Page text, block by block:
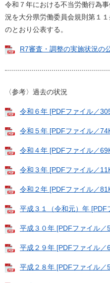
令和７年における不当労働行為
況を大分県労働委員会規則第１
のとおり公表する。
R7審査・調整の実施状況の
〈参考〉過去の状況
令和６年 [PDFファイル／
令和５年 [PDFファイル／
令和４年 [PDFファイル／
令和３年 [PDFファイル／
令和２年 [PDFファイル／
平成３１（令和元）年 [PDF
平成３０年 [PDFファイル／
平成２９年 [PDFファイル／
平成２８年 [PDFファイル／